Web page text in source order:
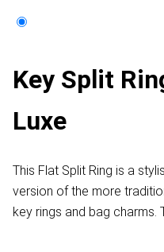
Key Split
Luxe
This Flat Split Ring is a
version of the more
key rings and bag charms.